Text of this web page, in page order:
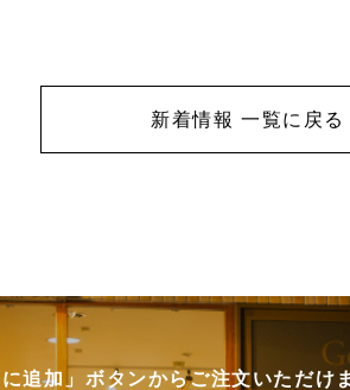
新着情報 一覧に戻る
追加」ボタンからご注文いただけ